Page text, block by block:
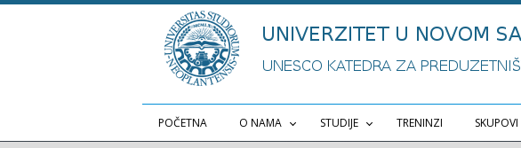
POČETNA O NAMA STUDIJE TRENINZI SKUPOVI